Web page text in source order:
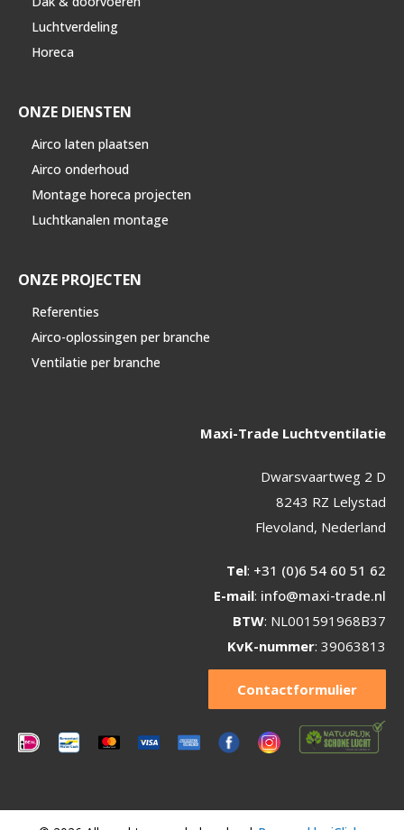
Luchtverdeling
Horeca
ONZE DIENSTEN
Airco laten plaatsen
Airco onderhoud
Montage horeca projecten
Luchtkanalen montage
ONZE PROJECTEN
Referenties
Airco-oplossingen per branche
Ventilatie per branche
Maxi-Trade Luchtventilatie
Dwarsvaartweg 2 D
8243 RZ Lelystad
Flevoland, Nederland
Tel: +31 (0)6 54 60 51 62
E-mail: info@maxi-trade.nl
BTW: NL001591968B37
KvK-nummer: 39063813
Contactformulier